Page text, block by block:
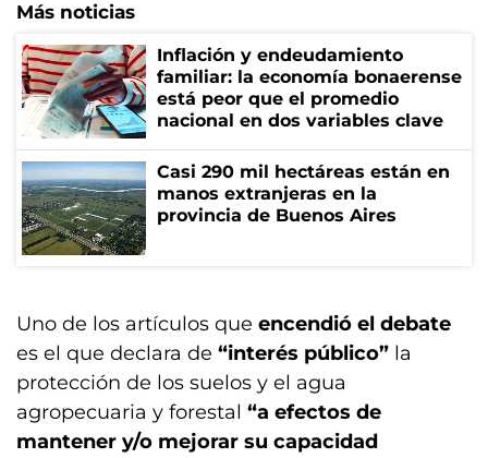
Más noticias
Inflación y endeudamiento
familiar: la economía bonaerense
está peor que el promedio
nacional en dos variables clave
Casi 290 mil hectáreas están en
manos extranjeras en la
provincia de Buenos Aires
Uno de los artículos que encendió el debate
es el que declara de “interés público” la
protección de los suelos y el agua
agropecuaria y forestal “a efectos de
mantener y/o mejorar su capacidad